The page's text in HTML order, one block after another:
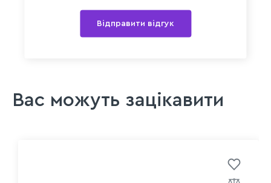
Відправити відгук
Вас можуть зацікавити